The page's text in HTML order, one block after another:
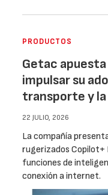
PRODUCTOS
Getac apuesta
impulsar su
transporte y
22 JULIO, 2026
La compañía
rugerizados Copilot+
funciones de
conexión a internet.